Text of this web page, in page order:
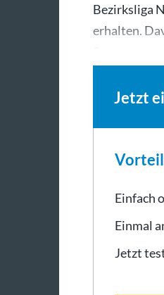
Bezirksliga
erhalten.
Jetzt
Einfach
Einmal
Jetzt